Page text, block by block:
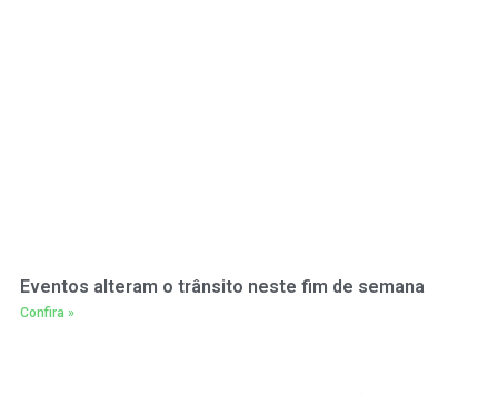
Eventos alteram o trânsito neste fim de semana
Confira »